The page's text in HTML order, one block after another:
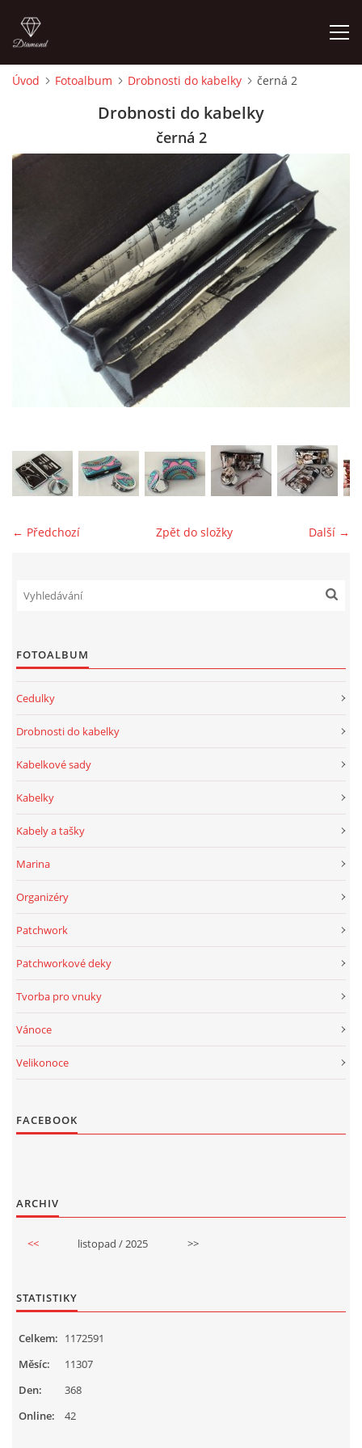
MOJE POSLEDNÍ PRÁCE
Úvod Fotoalbum Drobnosti do kabelky černá 2
Drobnosti do kabelky
černá 2
← Předchozí Další →
Zpět do složky
FOTOALBUM
Cedulky
Drobnosti do kabelky
Kabelkové sady
Kabelky
Kabely a tašky
Marina
Organizéry
Patchwork
Patchworkové deky
Tvorba pro vnuky
Vánoce
Velikonoce
FACEBOOK
ARCHIV
<< listopad / 2025 >>
STATISTIKY
Online: 42
Celkem: 1172591
Měsíc:
11307
Den:
368